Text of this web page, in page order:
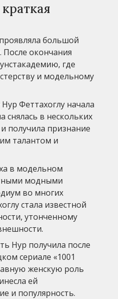
большой
После окончания
где
и модельному
Феттахоглу начала
снялась в нескольких
получила признание
талантом и
в модельном
модными
во многих
стала известной
утонченному
Нур получила после
сериале «1001
женскую роль
ей
и популярность.